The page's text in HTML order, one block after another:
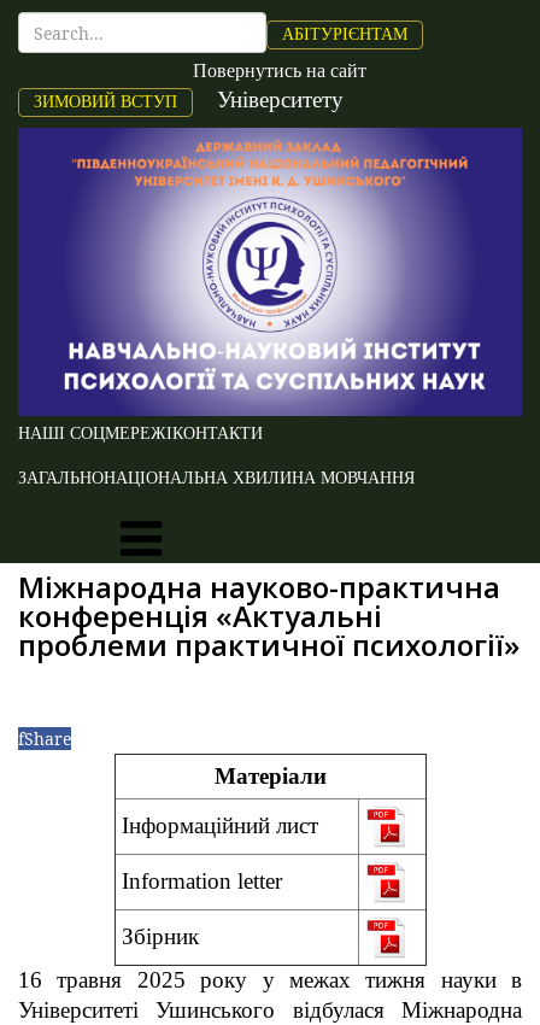
АБІТУРІЄНТАМ
ЗИМОВИЙ ВСТУП
Повернутись на сайт
Університету
НАШІ СОЦМЕРЕЖІКОНТАКТИ
ЗАГАЛЬНОНАЦІОНАЛЬНА ХВИЛИНА МОВЧАННЯ
Міжнародна науково-практична
конференція «Актуальні
проблеми практичної психології»
fShare
Матеріали
Інформаційний лист
Information letter
Збірник
16 травня 2025 року у межах тижня науки в
Університеті Ушинського відбулася Міжнародна